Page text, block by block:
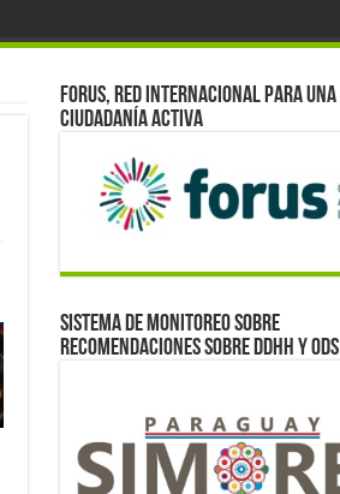
Forus, red internacional para una
ciudadanía activa
Sistema de monitoreo sobre
recomendaciones sobre DDHH y ODS